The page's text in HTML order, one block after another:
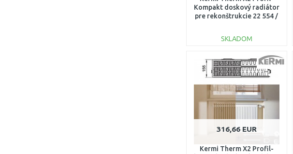
Kompakt doskový radiátor
pre rekonštrukcie 22 554 /
SKLADOM
DO KOŠÍKA
Porovnať
316,66 EUR
Kermi Therm X2 Profil-